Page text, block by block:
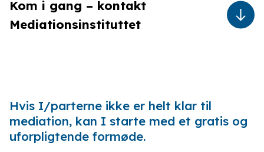
Kom i gang – kontakt
Mediationsinstituttet
Hvis I/parterne ikke er helt klar til
mediation, kan I starte med et gratis og
uforpligtende formøde.